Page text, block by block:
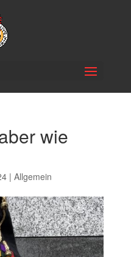
wie
| Allgemein